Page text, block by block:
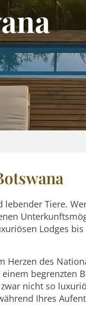
Tiere.
Lodges
Herzen des
begrenzten
nicht so
Ihres